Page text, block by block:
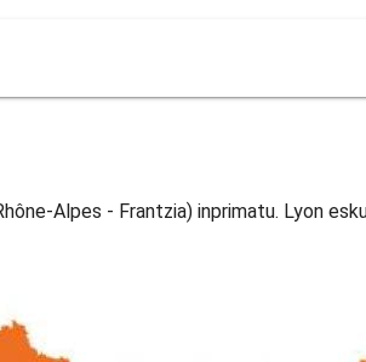
Alpes - Frantzia) inprimatu. Lyon